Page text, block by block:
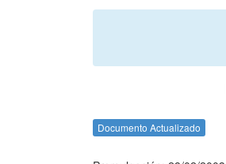
Documento Actualizado